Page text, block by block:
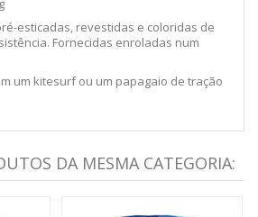
esticadas, revestidas e coloridas de
Fornecidas enroladas num
um kitesurf ou um papagaio de tração
DA MESMA CATEGORIA: